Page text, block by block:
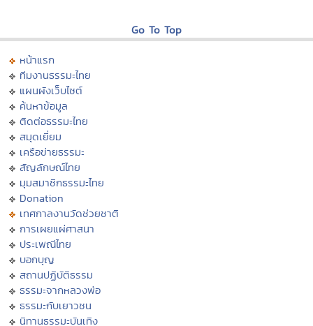
Go To Top
หน้าแรก
ทีมงานธรรมะไทย
แผนผังเว็บไซต์
ค้นหาข้อมูล
ติดต่อธรรมะไทย
สมุดเยี่ยม
เครือข่ายธรรมะ
สัญลักษณ์ไทย
มุมสมาชิกธรรมะไทย
Donation
เทศกาลงานวัดช่วยชาติ
การเผยแผ่ศาสนา
ประเพณีไทย
บอกบุญ
สถานปฏิบัติธรรม
ธรรมะจากหลวงพ่อ
ธรรมะกับเยาวชน
นิทานธรรมะบันเทิง